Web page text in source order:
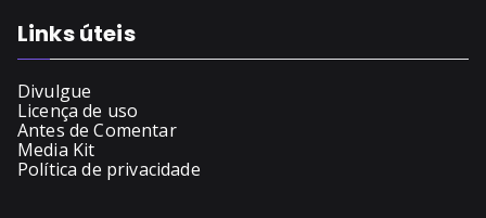
Links úteis
Divulgue
Licença de uso
Antes de Comentar
Media Kit
Política de privacidade